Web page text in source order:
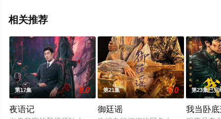
相关推荐
第17集 8.0
夜语记
第21集 6.0
御廷谣
第23集已完
我当卧